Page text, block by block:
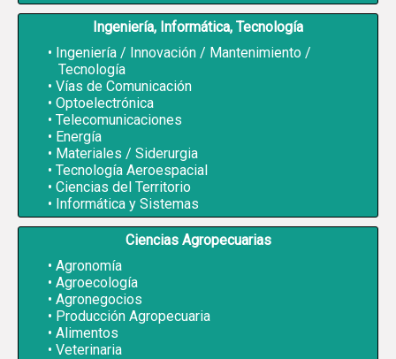
Ingeniería, Informática, Tecnología
Ingeniería / Innovación / Mantenimiento /
Tecnología
Vías de Comunicación
Optoelectrónica
Telecomunicaciones
Energía
Materiales / Siderurgia
Tecnología Aeroespacial
Ciencias del Territorio
Informática y Sistemas
Ciencias Agropecuarias
Agronomía
Agroecología
Agronegocios
Producción Agropecuaria
Alimentos
Veterinaria